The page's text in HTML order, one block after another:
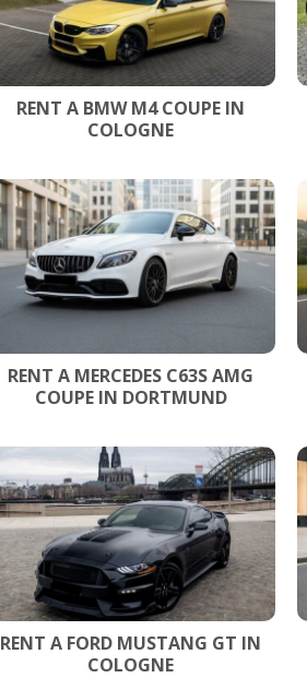
RENT A BMW M4 COUPE IN
COLOGNE
RENT A MERCEDES C63S AMG
COUPE IN DORTMUND
RENT A FORD MUSTANG GT IN
COLOGNE